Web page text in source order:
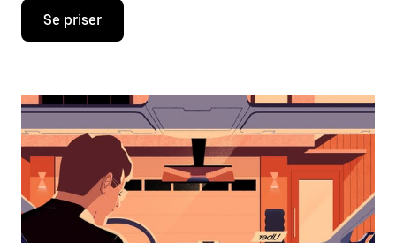
Trykk
piltast
åpne
og
velge
dato.
Trykk
på
Esc-
Se priser